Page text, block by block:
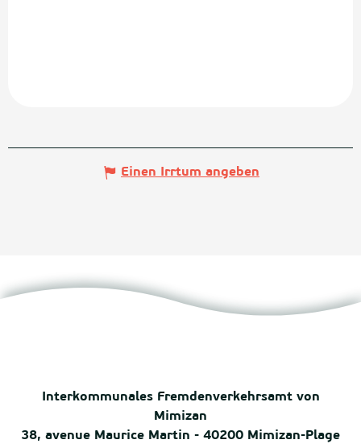
Einen Irrtum angeben
Interkommunales Fremdenverkehrsamt von
Mimizan
38, avenue Maurice Martin - 40200 Mimizan-Plage